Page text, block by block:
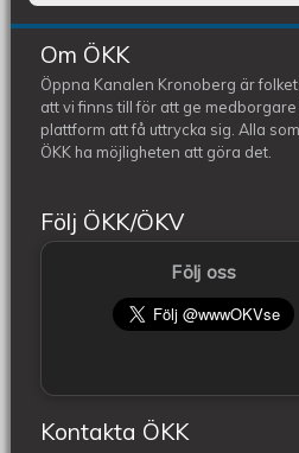
Om ÖKK
Öppna Kanalen Kronoberg är
att vi finns till för att ge
plattform att få uttrycka sig. Alla
ÖKK ha möjligheten att göra det.
Följ ÖKK/ÖKV
Följ oss
Kontakta ÖKK